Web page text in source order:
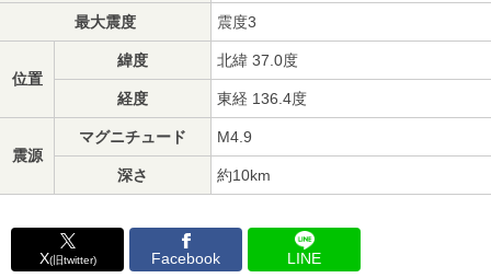
最大震度 震度3
位置
緯度 北緯 37.0度
経度 東経 136.4度
震源
マグニチュード M4.9
深さ 約10km
X(旧twitter) Facebook LINE